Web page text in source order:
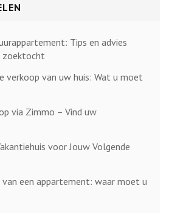
Tips en advies
zoektocht
verkoop van uw huis: Wat u moet
via Zimmo – Vind uw
voor Jouw Volgende
een appartement: waar moet u